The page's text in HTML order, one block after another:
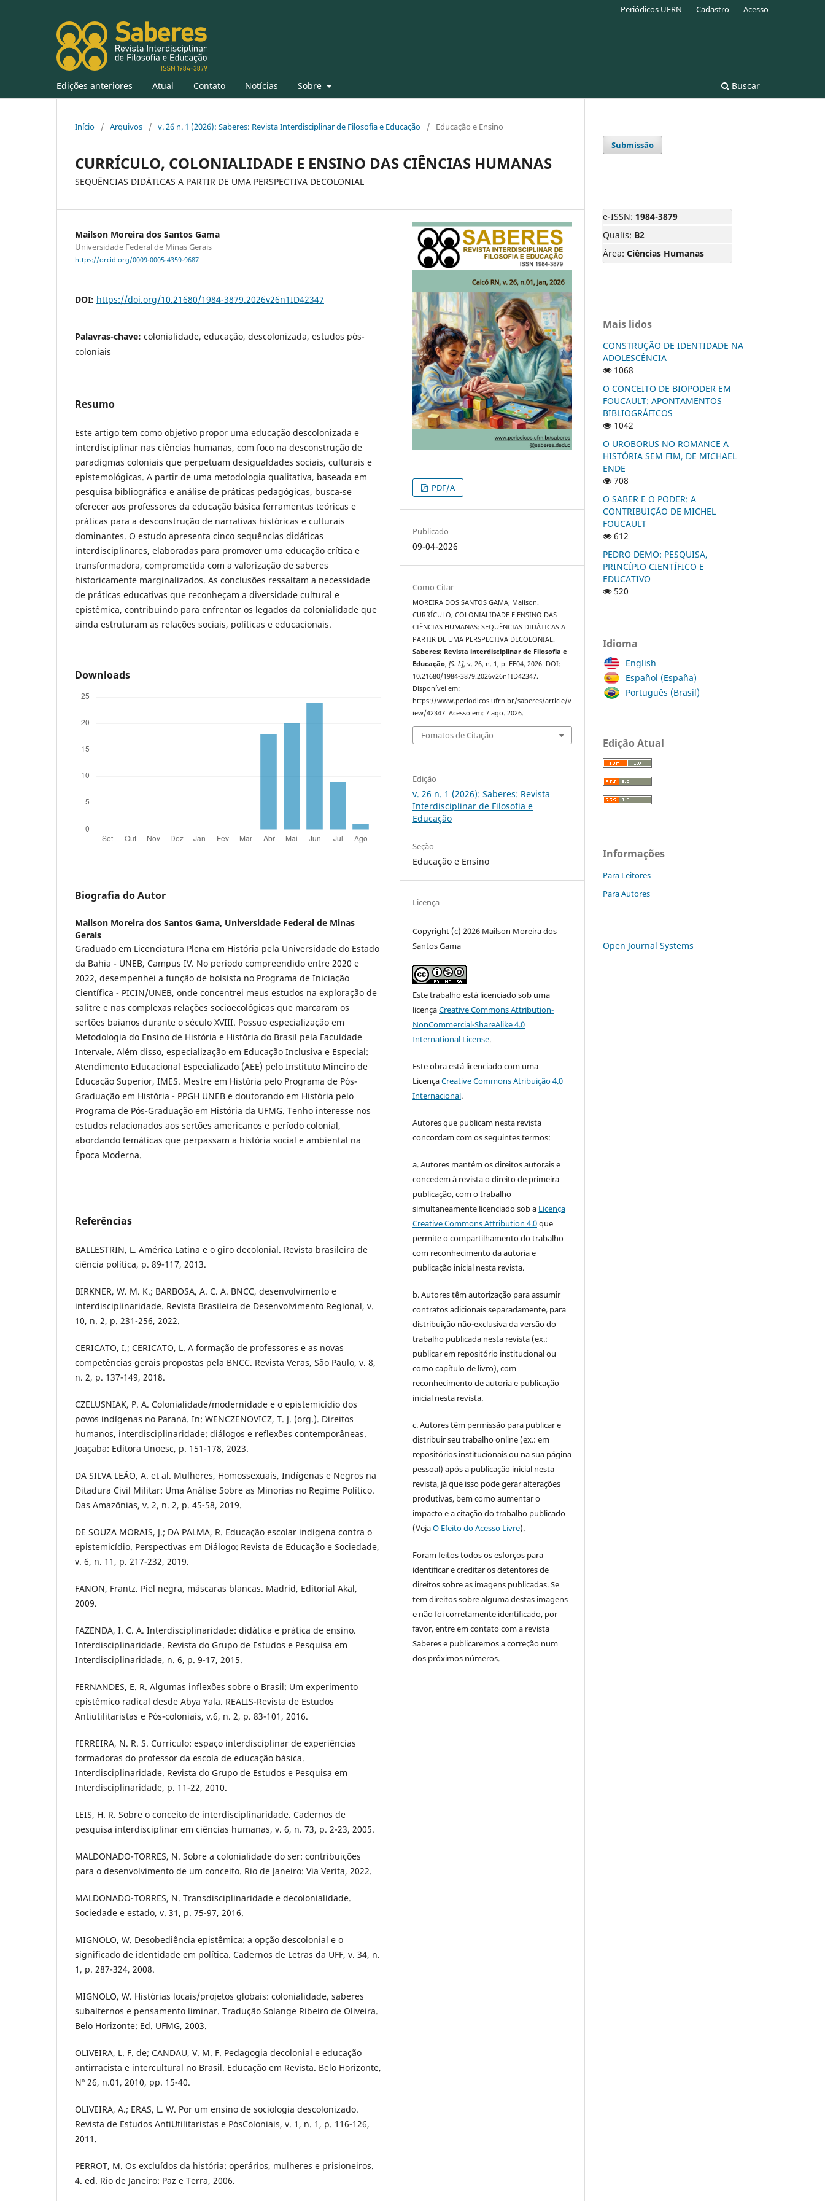
Edições anteriores Atual Contato Notícias Sobre Buscar
Periódicos UFRN Cadastro Acesso
Início / Arquivos / v. 26 n. 1 (2026): Saberes: Revista Interdisciplinar de Filosofia e Educação / Educação e Ensino
CURRÍCULO, COLONIALIDADE E ENSINO DAS CIÊNCIAS HUMANAS
SEQUÊNCIAS DIDÁTICAS A PARTIR DE UMA PERSPECTIVA DECOLONIAL
Mailson Moreira dos Santos Gama
Universidade Federal de Minas Gerais
https://orcid.org/0009-0005-4359-9687
DOI: https://doi.org/10.21680/1984-3879.2026v26n1ID42347
Palavras-chave: colonialidade, educação, descolonizada, estudos pós-
coloniais
Resumo
Este artigo tem como objetivo propor uma educação descolonizada e
interdisciplinar nas ciências humanas, com foco na desconstrução de
paradigmas coloniais que perpetuam desigualdades sociais, culturais e
epistemológicas. A partir de uma metodologia qualitativa, baseada em
pesquisa bibliográfica e análise de práticas pedagógicas, busca-se
oferecer aos professores da educação básica ferramentas teóricas e
práticas para a desconstrução de narrativas históricas e culturais
dominantes. O estudo apresenta cinco sequências didáticas
interdisciplinares, elaboradas para promover uma educação crítica e
transformadora, comprometida com a valorização de saberes
historicamente marginalizados. As conclusões ressaltam a necessidade
de práticas educativas que reconheçam a diversidade cultural e
epistêmica, contribuindo para enfrentar os legados da colonialidade que
ainda estruturam as relações sociais, políticas e educacionais.
Downloads
Biografia do Autor
Mailson Moreira dos Santos Gama, Universidade Federal de Minas
Gerais
Graduado em Licenciatura Plena em História pela Universidade do Estado
da Bahia - UNEB, Campus IV. No período compreendido entre 2020 e
2022, desempenhei a função de bolsista no Programa de Iniciação
Científica - PICIN/UNEB, onde concentrei meus estudos na exploração de
salitre e nas complexas relações socioecológicas que marcaram os
sertões baianos durante o século XVIII. Possuo especialização em
Metodologia do Ensino de História e História do Brasil pela Faculdade
Intervale. Além disso, especialização em Educação Inclusiva e Especial:
Atendimento Educacional Especializado (AEE) pelo Instituto Mineiro de
Educação Superior, IMES. Mestre em História pelo Programa de Pós-
Graduação em História - PPGH UNEB e doutorando em História pelo
Programa de Pós-Graduação em História da UFMG. Tenho interesse nos
estudos relacionados aos sertões americanos e período colonial,
abordando temáticas que perpassam a história social e ambiental na
Época Moderna.
Referências
BALLESTRIN, L. América Latina e o giro decolonial. Revista brasileira de
ciência política, p. 89-117, 2013.
BIRKNER, W. M. K.; BARBOSA, A. C. A. BNCC, desenvolvimento e
interdisciplinaridade. Revista Brasileira de Desenvolvimento Regional, v.
10, n. 2, p. 231-256, 2022.
CERICATO, I.; CERICATO, L. A formação de professores e as novas
competências gerais propostas pela BNCC. Revista Veras, São Paulo, v. 8,
n. 2, p. 137-149, 2018.
CZELUSNIAK, P. A. Colonialidade/modernidade e o epistemicídio dos
povos indígenas no Paraná. In: WENCZENOVICZ, T. J. (org.). Direitos
humanos, interdisciplinaridade: diálogos e reflexões contemporâneas.
Joaçaba: Editora Unoesc, p. 151-178, 2023.
DA SILVA LEÃO, A. et al. Mulheres, Homossexuais, Indígenas e Negros na
Ditadura Civil Militar: Uma Análise Sobre as Minorias no Regime Político.
Das Amazônias, v. 2, n. 2, p. 45-58, 2019.
DE SOUZA MORAIS, J.; DA PALMA, R. Educação escolar indígena contra o
epistemicídio. Perspectivas em Diálogo: Revista de Educação e Sociedade,
v. 6, n. 11, p. 217-232, 2019.
FANON, Frantz. Piel negra, máscaras blancas. Madrid, Editorial Akal,
2009.
FAZENDA, I. C. A. Interdisciplinaridade: didática e prática de ensino.
Interdisciplinaridade. Revista do Grupo de Estudos e Pesquisa em
Interdisciplinaridade, n. 6, p. 9-17, 2015.
FERNANDES, E. R. Algumas inflexões sobre o Brasil: Um experimento
epistêmico radical desde Abya Yala. REALIS-Revista de Estudos
Antiutilitaristas e Pós-coloniais, v.6, n. 2, p. 83-101, 2016.
FERREIRA, N. R. S. Currículo: espaço interdisciplinar de experiências
formadoras do professor da escola de educação básica.
Interdisciplinaridade. Revista do Grupo de Estudos e Pesquisa em
Interdisciplinaridade, p. 11-22, 2010.
LEIS, H. R. Sobre o conceito de interdisciplinaridade. Cadernos de
pesquisa interdisciplinar em ciências humanas, v. 6, n. 73, p. 2-23, 2005.
MALDONADO-TORRES, N. Sobre a colonialidade do ser: contribuições
para o desenvolvimento de um conceito. Rio de Janeiro: Via Verita, 2022.
MALDONADO-TORRES, N. Transdisciplinaridade e decolonialidade.
Sociedade e estado, v. 31, p. 75-97, 2016.
MIGNOLO, W. Desobediência epistêmica: a opção descolonial e o
significado de identidade em política. Cadernos de Letras da UFF, v. 34, n.
1, p. 287-324, 2008.
MIGNOLO, W. Histórias locais/projetos globais: colonialidade, saberes
subalternos e pensamento liminar. Tradução Solange Ribeiro de Oliveira.
Belo Horizonte: Ed. UFMG, 2003.
OLIVEIRA, L. F. de; CANDAU, V. M. F. Pedagogia decolonial e educação
antirracista e intercultural no Brasil. Educação em Revista. Belo Horizonte,
Nº 26, n.01, 2010, pp. 15-40.
OLIVEIRA, A.; ERAS, L. W. Por um ensino de sociologia descolonizado.
Revista de Estudos AntiUtilitaristas e PósColoniais, v. 1, n. 1, p. 116-126,
2011.
PERROT, M. Os excluídos da história: operários, mulheres e prisioneiros.
4. ed. Rio de Janeiro: Paz e Terra, 2006.
PDF/A
Publicado
09-04-2026
Como Citar
MOREIRA DOS SANTOS GAMA, Mailson.
CURRÍCULO, COLONIALIDADE E ENSINO DAS
CIÊNCIAS HUMANAS: SEQUÊNCIAS DIDÁTICAS A
PARTIR DE UMA PERSPECTIVA DECOLONIAL.
Saberes: Revista interdisciplinar de Filosofia e
Educação,[S. l.], v. 26, n. 1, p. EE04, 2026. DOI:
10.21680/1984-3879.2026v26n1ID42347.
Disponível em:
https://www.periodicos.ufrn.br/saberes/article/v
iew/42347. Acesso em: 7 ago. 2026.
Fomatos de Citação
Edição
v. 26 n. 1 (2026): Saberes: Revista
Interdisciplinar de Filosofia e
Educação
Seção
Educação e Ensino
Licença
Copyright (c) 2026 Mailson Moreira dos
Santos Gama
Este trabalho está licenciado sob uma
licençaCreative Commons Attribution-
NonCommercial-ShareAlike 4.0
International License.
Este obra está licenciado com uma
LicençaCreative Commons Atribuição 4.0
Internacional.
Autores que publicam nesta revista
concordam com os seguintes termos:
a. Autores mantém os direitos autorais e
concedem à revista o direito de primeira
publicação, com o trabalho
simultaneamente licenciado sob a Licença
Creative Commons Attribution 4.0que
permite o compartilhamento do trabalho
com reconhecimento da autoria e
publicação inicial nesta revista.
b. Autores têm autorização para assumir
contratos adicionais separadamente, para
distribuição não-exclusiva da versão do
trabalho publicada nesta revista (ex.:
publicar em repositório institucional ou
como capítulo de livro), com
reconhecimento de autoria e publicação
inicial nesta revista.
c. Autores têm permissão para publicar e
distribuir seu trabalho online (ex.: em
repositórios institucionais ou na sua página
pessoal) após a publicação inicial nesta
revista, já que isso pode gerar alterações
produtivas, bem como aumentar o
impacto e a citação do trabalho publicado
(VejaO Efeito do Acesso Livre).
Foram feitos todos os esforços para
identificar e creditar os detentores de
direitos sobre as imagens publicadas. Se
tem direitos sobre alguma destas imagens
e não foi corretamente identificado, por
favor, entre em contato com a revista
Saberes e publicaremos a correção num
dos próximos números.
Submissão
e-ISSN: 1984-3879
Qualis: B2
Área: Ciências Humanas
Mais lidos
CONSTRUÇÃO DE IDENTIDADE NA
ADOLESCÊNCIA
1068
O CONCEITO DE BIOPODER EM
FOUCAULT: APONTAMENTOS
BIBLIOGRÁFICOS
1042
O UROBORUS NO ROMANCE A
HISTÓRIA SEM FIM, DE MICHAEL
ENDE
708
O SABER E O PODER: A
CONTRIBUIÇÃO DE MICHEL
FOUCAULT
612
PEDRO DEMO: PESQUISA,
PRINCÍPIO CIENTÍFICO E
EDUCATIVO
520
Idioma
English
Español (España)
Português (Brasil)
Edição Atual
Informações
Para Leitores
Para Autores
Open Journal Systems